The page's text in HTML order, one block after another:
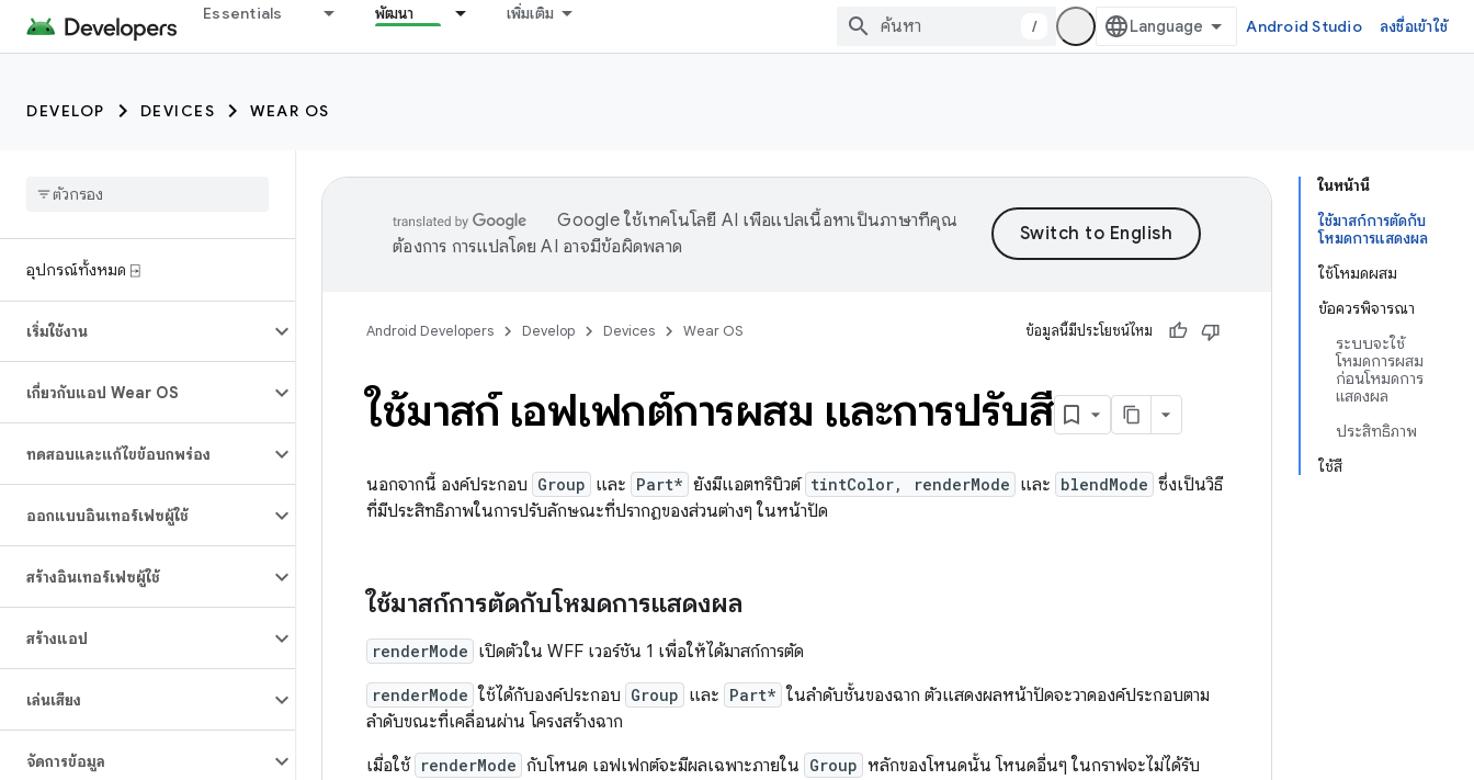
Essentials พัฒนา เพิ่มเติม
/ Android Studio ลงชื่อเข้าใช้
DEVELOP DEVICES WEAR OS
อุปกรณ์ทั้งหมด ⍈
เริ่มใช้งาน
เกี่ยวกับแอป Wear OS
ทดสอบและแก้ไขข้อบกพร่อง
ออกแบบอินเทอร์เฟซผู้ใช้
สร้างอินเทอร์เฟซผู้ใช้
สร้างแอป
เล่นเสียง
จัดการข้อมูล
ในหน้านี้
ใช้มาสก์การตัดกับ
โหมดการแสดงผล
ใช้โหมดผสม
ข้อควรพิจารณา
ระบบจะใช้
โหมดการผสม
ก่อนโหมดการ
แสดงผล
ประสิทธิภาพ
ใช้สี
Google ใช้เทคโนโลยี AI เพื่อแปลเนื้อหาเป็นภาษาที่คุณ
ต้องการ การแปลโดย AI อาจมีข้อผิดพลาด
Android Developers Develop Devices Wear OS ข้อมูลนี้มีประโยชน์ไหม
ใช้มาสก์ เอฟเฟกต์การผสม และการปรับสี
นอกจากนี้ องค์ประกอบ Group และ Part* ยังมีแอตทริบิวต์ tintColor, renderMode และ blendMode ซึ่งเป็นวิธี
ที่มีประสิทธิภาพในการปรับลักษณะที่ปรากฏของส่วนต่างๆ ในหน้าปัด
ใช้มาสก์การตัดกับโหมดการแสดงผล
renderMode เปิดตัวใน WFF เวอร์ชัน 1 เพื่อให้ได้มาสก์การตัด
renderMode ใช้ได้กับองค์ประกอบ Group และ Part* ในลำดับชั้นของฉาก ตัวแสดงผลหน้าปัดจะวาดองค์ประกอบตาม
ลำดับขณะที่เคลื่อนผ่าน โครงสร้างฉาก
เมื่อใช้ renderMode กับโหนด เอฟเฟกต์จะมีผลเฉพาะภายใน Group หลักของโหนดนั้น โหนดอื่นๆ ในกราฟจะไม่ได้รับ